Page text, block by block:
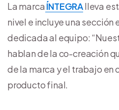
La marca ÍNTEGRAlleva
nivel e incluye una
dedicada al equipo:
hablan de la co-creación
de la marca y el trabajo en
producto final.